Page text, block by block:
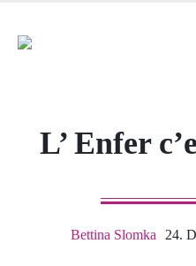
L’ Enfer
Bettina Slomka 24.